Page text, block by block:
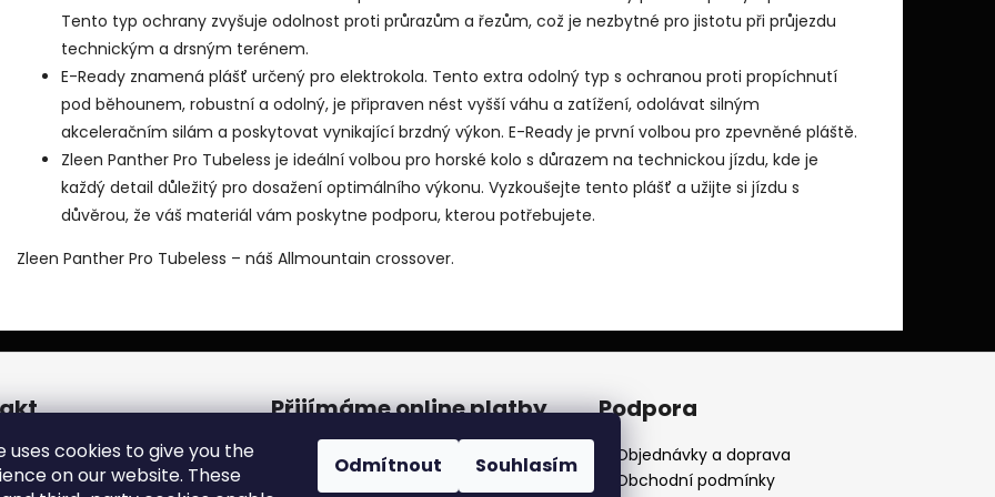
uses cookies to give you the
on our website. These
Odmítnout Souhlasím
Tento typ ochrany zvyšuje odolnost proti průrazům a řezům, což je nezbytné pro jistotu při průjezdu
technickým a drsným terénem.
E-Ready znamená plášť určený pro elektrokola. Tento extra odolný typ s ochranou proti propíchnutí
pod běhounem, robustní a odolný, je připraven nést vyšší váhu a zatížení, odolávat silným
akceleračním silám a poskytovat vynikající brzdný výkon. E-Ready je první volbou pro zpevněné pláště.
Zleen Panther Pro Tubeless je ideální volbou pro horské kolo s důrazem na technickou jízdu, kde je
každý detail důležitý pro dosažení optimálního výkonu. Vyzkoušejte tento plášť a užijte si jízdu s
důvěrou, že váš materiál vám poskytne podporu, kterou potřebujete.
Zleen Panther Pro Tubeless – náš Allmountain crossover.
@zleen.online
Přijímáme online platby Podpora
Objednávky a doprava
Obchodní podmínky